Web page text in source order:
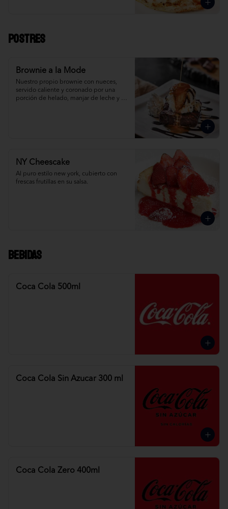
Postres
Brownie a la Mode
Nuestro propio brownie con nueces,
servido caliente y coronado por una
porción de helado, manjar de leche y
NY Cheescake
Al puro estilo new york, cubierto con
frescas frutillas en su salsa.
Bebidas
Coca Cola 500ml
Coca Cola Sin Azucar 300 ml
Coca Cola Zero 400ml